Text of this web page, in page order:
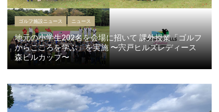
ゴルフ施設ニュース ニュース
地元の小学生202名を会場に招いて 課外授業「ゴルフ
からこころを学ぶ」を実施 〜宍戸ヒルズレディース
森ビルカップ〜